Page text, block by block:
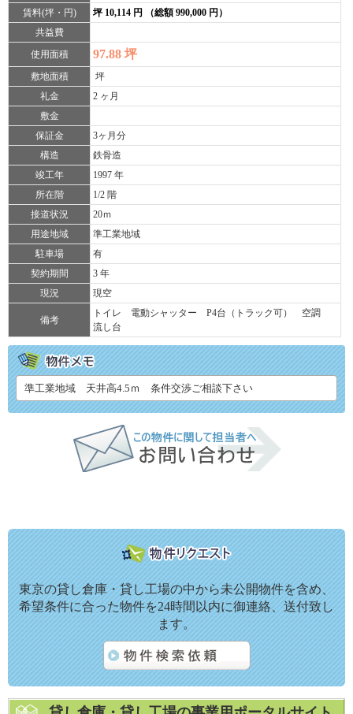
賃料(坪・円)
坪 10,114 円 （総額 990,000 円）
共益費
使用面積
97.88 坪
敷地面積
坪
礼金
2 ヶ月
敷金
保証金
3ヶ月分
構造
鉄骨造
竣工年
1997 年
所在階
1/2 階
接道状況
20ｍ
用途地域
準工業地域
駐車場
有
契約期間
3 年
現況
現空
備考
トイレ 電動シャッター P4台（トラック可） 空調
流し台
準工業地域 天井高4.5ｍ 条件交渉ご相談下さい
東京の貸し倉庫・貸し工場の中から未公開物件を含め、
希望条件に合った物件を24時間以内に御連絡、送付致し
ます。